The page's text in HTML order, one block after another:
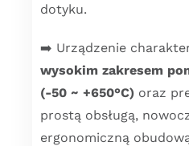
dotyku.
➡️ Urządzenie
wysokim zakresem
(-50 ~ +650°C)oraz
prostą obsługą,
ergonomiczną